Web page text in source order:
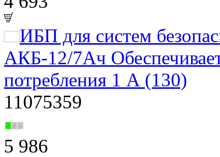
ИБП для систем
АКБ-12/7Ач
потребления 1 А (130)
11075359
5 986